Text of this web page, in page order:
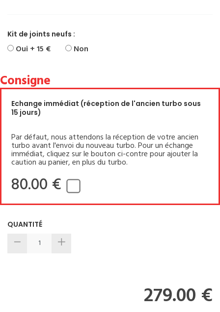
Kit de joints neufs :
Oui + 15 € Non
Consigne
Echange immédiat (réception de l'ancien turbo sous
15 jours)
Par défaut, nous attendons la réception de votre ancien
turbo avant l'envoi du nouveau turbo. Pour un échange
immédiat, cliquez sur le bouton ci-contre pour ajouter la
caution au panier, en plus du turbo.
80.00 €
QUANTITÉ
279.00 €